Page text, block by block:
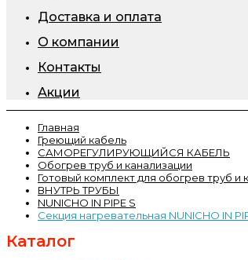
Доставка и оплата
О компании
Контакты
Акции
Главная
Греющий кабель
САМОРЕГУЛИРУЮЩИЙСЯ КАБЕЛЬ
Обогрев труб и канализации
Готовый комплект для обогрев труб и
ВНУТРЬ ТРУБЫ
NUNICHO IN PIPE S
Секция нагревательная NUNICHO IN
Каталог